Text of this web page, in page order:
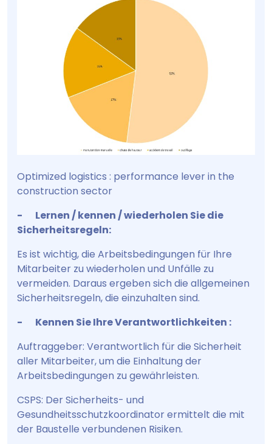
Optimized logistics : performance lever in the
construction sector
- Lernen / kennen / wiederholen Sie die
Sicherheitsregeln:
Es ist wichtig, die Arbeitsbedingungen für Ihre
Mitarbeiter zu wiederholen und Unfälle zu
vermeiden. Daraus ergeben sich die allgemeinen
Sicherheitsregeln, die einzuhalten sind.
- Kennen Sie Ihre Verantwortlichkeiten :
Auftraggeber: Verantwortlich für die Sicherheit
aller Mitarbeiter, um die Einhaltung der
Arbeitsbedingungen zu gewährleisten.
CSPS: Der Sicherheits- und
Gesundheitsschutzkoordinator ermittelt die mit
der Baustelle verbundenen Risiken.